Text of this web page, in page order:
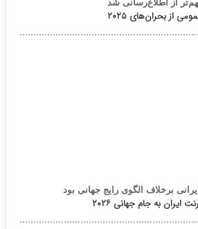
از اطلاع‌رسانی شد
برخلاف الگوی رایج جهانی بود
به جام جهانی ۲۰۲۶